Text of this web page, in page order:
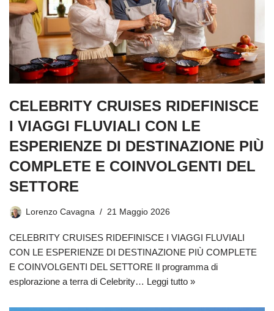
CELEBRITY CRUISES RIDEFINISCE
I VIAGGI FLUVIALI CON LE
ESPERIENZE DI DESTINAZIONE PIÙ
COMPLETE E COINVOLGENTI DEL
SETTORE
Lorenzo Cavagna 21 Maggio 2026
CELEBRITY CRUISES RIDEFINISCE I VIAGGI FLUVIALI
CON LE ESPERIENZE DI DESTINAZIONE PIÙ COMPLETE
E COINVOLGENTI DEL SETTORE Il programma di
esplorazione a terra di Celebrity… Leggi tutto »